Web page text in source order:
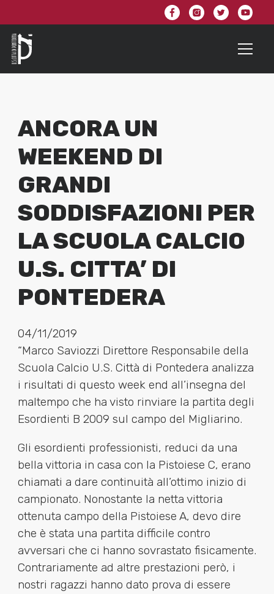
ANCORA UN
WEEKEND DI
GRANDI
SODDISFAZIONI PER
LA SCUOLA CALCIO
U.S. CITTA’ DI
PONTEDERA
04/11/2019
“Marco Saviozzi Direttore Responsabile della
Scuola Calcio U.S. Città di Pontedera analizza
i risultati di questo week end all’insegna del
maltempo che ha visto rinviare la partita degli
Esordienti B 2009 sul campo del Migliarino.
Gli esordienti professionisti, reduci da una
bella vittoria in casa con la Pistoiese C, erano
chiamati a dare continuità all’ottimo inizio di
campionato. Nonostante la netta vittoria
ottenuta campo della Pistoiese A, devo dire
che è stata una partita difficile contro
avversari che ci hanno sovrastato fisicamente.
Contrariamente ad altre prestazioni però, i
nostri ragazzi hanno dato prova di essere